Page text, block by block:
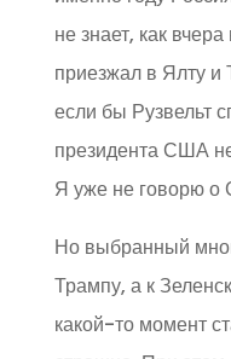
не знает, как
приезжал в Ялту
если бы Рузвельт
президента США
Я уже не говорю о
Но выбранный
Трампу, а к
какой-то момент